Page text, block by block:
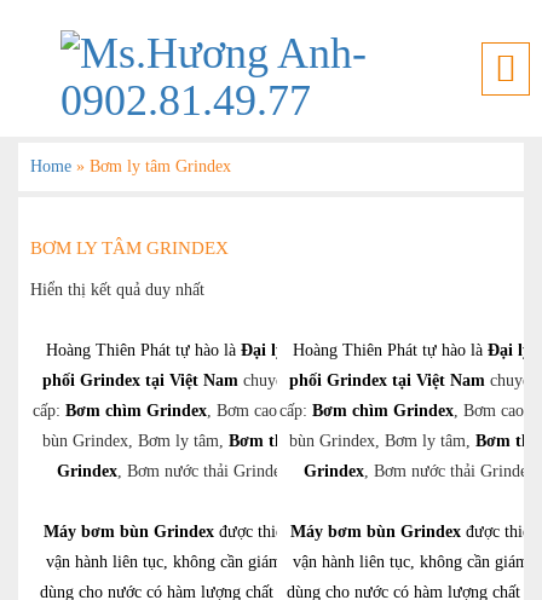
Home » Bơm ly tâm Grindex
BƠM LY TÂM GRINDEX
Hiển thị kết quả duy nhất
Hoàng Thiên Phát tự hào là Đại lý phân
phối Grindex tại Việt Nam chuyên cung
cấp: Bơm chìm Grindex, Bơm cao áp, Bơm
bùn Grindex, Bơm ly tâm, Bơm thủy lực
Grindex, Bơm nước thải Grindex,….
Máy bơm bùn Grindexđược thiết kế để
vận hành liên tục, không cần giám sát và
dùng cho nước có hàm lượng chất rắn cao,
Hoàng Thiên Phát tự hào là Đại lý
phối Grindex tại Việt Nam
cấp: Bơm chìm Grindex, Bơm cao
bùn Grindex, Bơm ly tâm, Bơm
Grindex, Bơm nước thải
Máy bơm bùn Grindexđược thiết
vận hành liên tục, không cần giám
dùng cho nước có hàm lượng chất